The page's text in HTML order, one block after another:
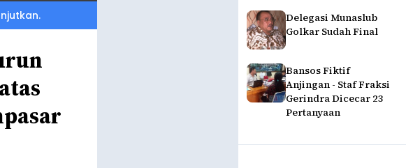
Delegasi Munaslub
Golkar Sudah Final
Bansos Fiktif
Anjingan - Staf Fraksi
Gerindra Dicecar 23
Pertanyaan